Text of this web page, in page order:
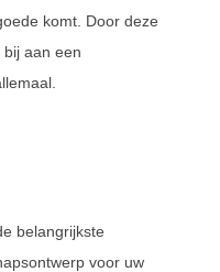
komt. Door deze
aan een
belangrijkste
voor uw